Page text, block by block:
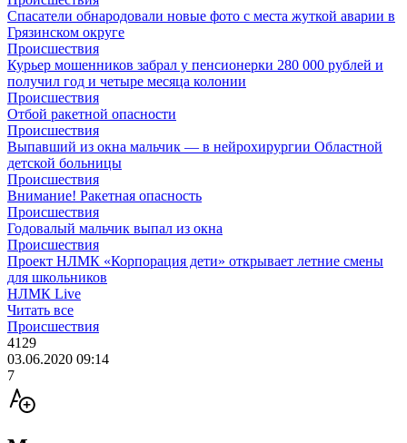
Спасатели обнародовали новые фото с места жуткой аварии в
Грязинском округе
Происшествия
Курьер мошенников забрал у пенсионерки 280 000 рублей и
получил год и четыре месяца колонии
Происшествия
Отбой ракетной опасности
Происшествия
Выпавший из окна мальчик — в нейрохирургии Областной
детской больницы
Происшествия
Внимание! Ракетная опасность
Происшествия
Годовалый мальчик выпал из окна
Происшествия
Проект НЛМК «Корпорация дети» открывает летние смены
для школьников
НЛМК Live
Читать все
Происшествия
4129
03.06.2020 09:14
7